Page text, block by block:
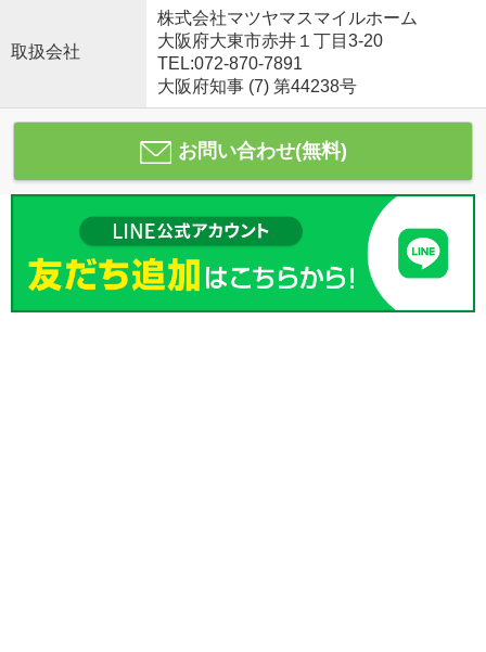
取扱会社
株式会社マツヤマスマイルホーム
大阪府大東市赤井１丁目3-20
TEL:072-870-7891
大阪府知事 (7) 第44238号
お問い合わせ(無料)